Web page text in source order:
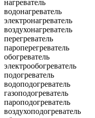
нагреватель
водонагреватель
электронагреватель
воздухонагреватель
перегреватель
пароперегреватель
обогреватель
электрообогреватель
подогреватель
водоподогреватель
газоподогреватель
пароподогреватель
воздухоподогреватель